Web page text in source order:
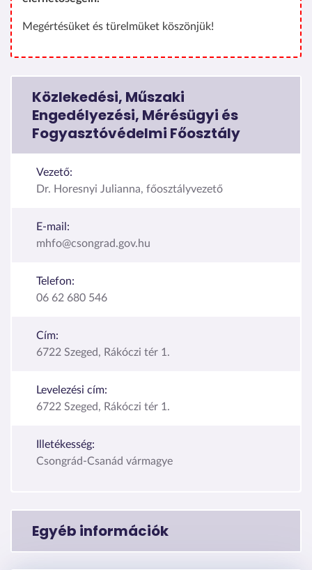
Megértésüket és türelmüket köszönjük!
Közlekedési, Műszaki
Engedélyezési, Mérésügyi és
Fogyasztóvédelmi Főosztály
Vezető:
Dr. Horesnyi Julianna, főosztályvezető
E-mail:
mhfo@csongrad.gov.hu
Telefon:
06 62 680 546
Cím:
6722 Szeged, Rákóczi tér 1.
Levelezési cím:
6722 Szeged, Rákóczi tér 1.
Illetékesség:
Csongrád-Csanád vármagye
Egyéb információk